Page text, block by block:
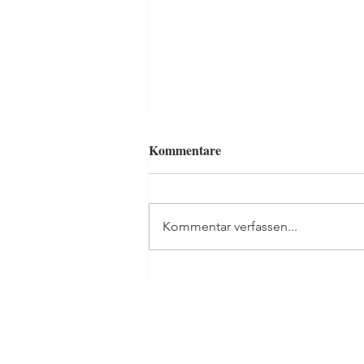
Match und Liebessieg
Kommentare
Kommentar verfassen...